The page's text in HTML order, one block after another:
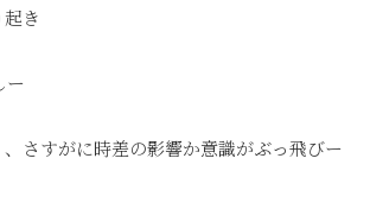
き
ー
さすがに時差の影響か意識がぶっ飛びー